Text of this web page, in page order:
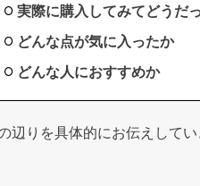
実際に購入してみてどうだ
どんな点が気に入ったか
どんな人におすすめか
辺りを具体的にお伝えしてい